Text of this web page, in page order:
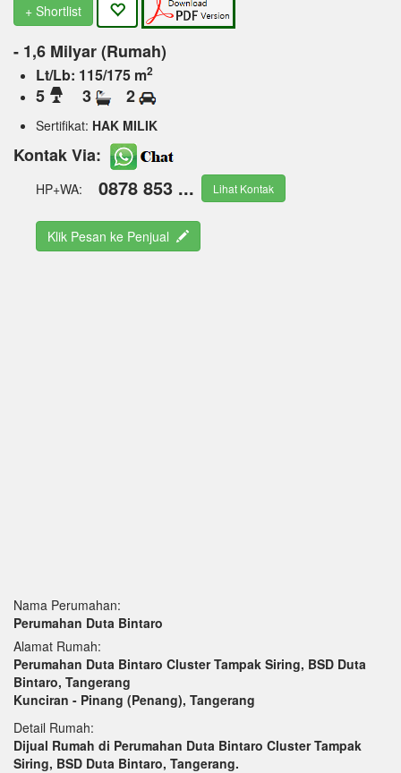
+ Shortlist
- 1,6 Milyar (Rumah)
Lt/Lb: 115/175 m2
5 3 2
Sertifikat: HAK MILIK
Kontak Via:
HP+WA: 0878 853 ... Lihat Kontak
Klik Pesan ke Penjual
Nama Perumahan:
Perumahan Duta Bintaro
Alamat Rumah:
Perumahan Duta Bintaro Cluster Tampak Siring, BSD Duta
Bintaro, Tangerang
Kunciran - Pinang (Penang), Tangerang
Detail Rumah:
Dijual Rumah di Perumahan Duta Bintaro Cluster Tampak
Siring, BSD Duta Bintaro, Tangerang.